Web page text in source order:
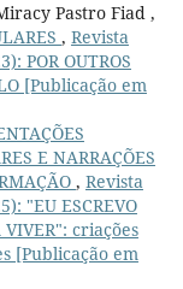
Pastro Fiad ,
, Revista
POR OUTROS
[Publicação em
E NARRAÇÕES
, Revista
"EU ESCREVO
VIVER": criações
[Publicação em